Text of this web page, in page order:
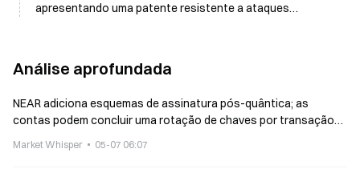
apresentando uma patente resistente a ataques
Análise aprofundada
NEAR adiciona esquemas de assinatura pós-quântica; as
contas podem concluir uma rotação de chaves por transação
Market Whisper 05-07 06:07